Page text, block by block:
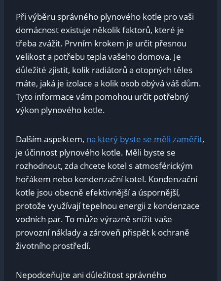
Při výběru správného plynového kotle pro vaši
domácnost ⁣existuje několik faktorů, které je
třeba⁣ zvážit. Prvním krokem ‌je určit přesnou⁢
velikost a⁣ potřebu tepla vašeho domova. Je
důležité zjistit, ‌kolik⁤ radiátorů a otopných‌ těles
máte,⁢ jaká je izolace a kolik osob obývá váš ‌dům.
Tyto informace vám pomohou určit potřebný
výkon ‌plynového kotle.
Dalším aspektem, na který byste se měli zaměřit,
je účinnost plynového kotle.‌ Měli byste​ se⁤
rozhodnout,‍ zda chcete kotel s atmosférickým
hořákem‍ nebo kondenzační ‌kotel. ​Kondenzační
kotle jsou obecně⁢ efektivnější a úspornější,
protože využívají tepelnou energii z kondenzace
vodních ⁤par.​ To může výrazně snížit vaše
provozní náklady a zároveň ⁤přispět k ochraně
životního prostředí.
Nepodceňujte ani‌ důležitost ⁢správného